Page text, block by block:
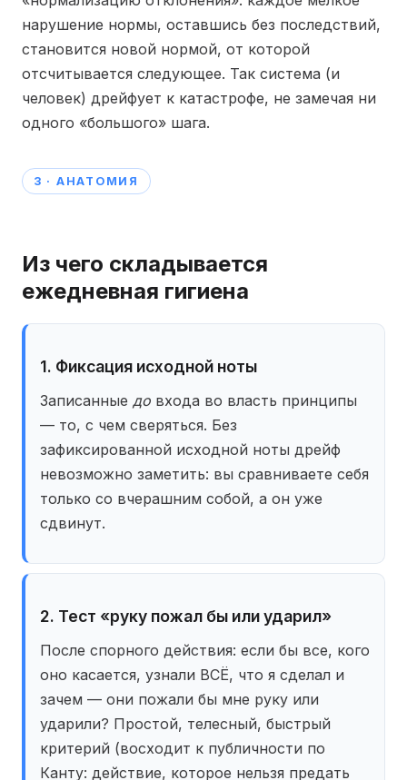
нарушение нормы, оставшись без последствий,
становится новой нормой, от которой
отсчитывается следующее. Так система (и
человек) дрейфует к катастрофе, не замечая ни
одного «большого» шага.
3 · АНАТОМИЯ
Из чего складывается
ежедневная гигиена
1. Фиксация исходной ноты
Записанные до входа во власть принципы
— то, с чем сверяться. Без
зафиксированной исходной ноты дрейф
невозможно заметить: вы сравниваете себя
только со вчерашним собой, а он уже
сдвинут.
2. Тест «руку пожал бы или ударил»
После спорного действия: если бы все, кого
оно касается, узнали ВСЁ, что я сделал и
зачем — они пожали бы мне руку или
ударили? Простой, телесный, быстрый
критерий (восходит к публичности по
Канту: действие, которое нельзя предать